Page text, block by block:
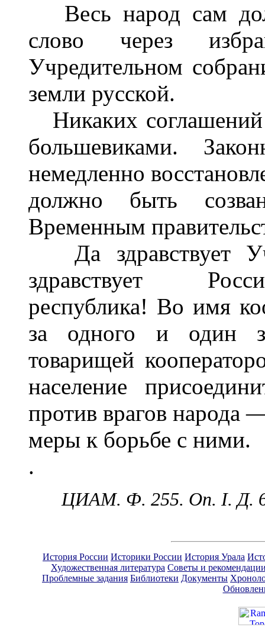
Весь народ сам
слово через
Учредительном
земли русской.
Никаких
большевиками.
немедленно
должно быть
Временным
Да здравствует
здравствует
республика! Во имя
за одного и один
товарищей
население
против врагов народа
меры к борьбе с ними.
.
ЦИАМ. Ф. 255. Оп. I. Д.
История России Историки России История Урала
Художественная литература Советы и
Проблемные задания Библиотеки Документы